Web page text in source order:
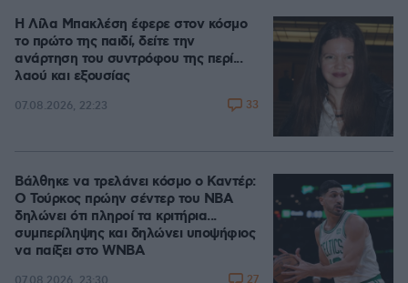
Η Λίλα Μπακλέση έφερε στον κόσμο
το πρώτο της παιδί, δείτε την
ανάρτηση του συντρόφου της περί...
λαού και εξουσίας
07.08.2026, 22:23 33
Βάλθηκε να τρελάνει κόσμο ο Καντέρ:
Ο Τούρκος πρώην σέντερ του NBA
δηλώνει ότι πληροί τα κριτήρια...
συμπερίληψης και δηλώνει υποψήφιος
να παίξει στο WNBA
07.08.2026, 23:30 27